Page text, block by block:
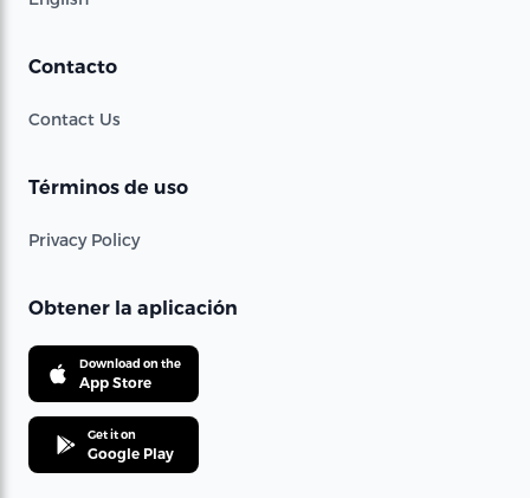
Contacto
Contact Us
Términos de uso
Privacy Policy
Obtener la aplicación
Download on the
App Store
Get it on
Google Play